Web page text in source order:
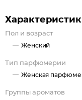
Пол и возраст
Женский
Тип парфюмерии
Женская
Группы ароматов